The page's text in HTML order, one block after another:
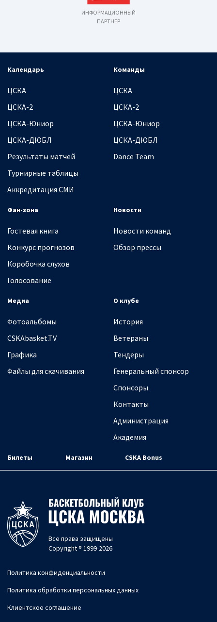
ИНФОРМАЦИОННЫЙ
ПАРТНЕР
Календарь
ЦСКА
ЦСКА-2
ЦСКА-Юниор
ЦСКА-ДЮБЛ
Результаты матчей
Турнирные таблицы
Аккредитация СМИ
Команды
ЦСКА
ЦСКА-2
ЦСКА-Юниор
ЦСКА-ДЮБЛ
Dance Team
Фан-зона
Гостевая книга
Конкурс прогнозов
Коробочка слухов
Голосование
Новости
Новости команд
Обзор прессы
Медиа
Фотоальбомы
CSKAbasket.TV
Графика
Файлы для скачивания
О клубе
История
Ветераны
Тендеры
Генеральный спонсор
Спонсоры
Контакты
Администрация
Академия
Билеты Магазин CSKA Bonus
Все права защищены
Copyright ® 1999-2026
Политика конфиденциальности
Политика обработки персональных данных
Клиентское соглашение